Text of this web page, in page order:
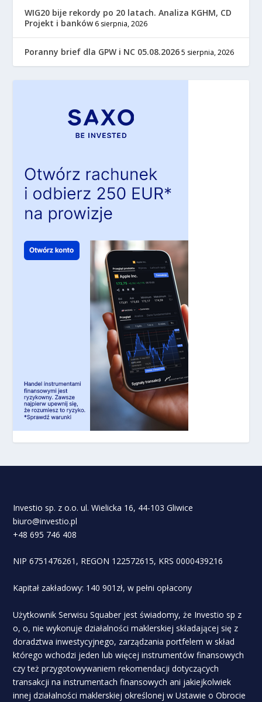
WIG20 bije rekordy po 20 latach. Analiza KGHM, CD
Projekt i banków 6 sierpnia, 2026
Poranny brief dla GPW i NC 05.08.2026 5 sierpnia, 2026
Investio sp. z o.o. ul. Wielicka 16, 44-103 Gliwice
biuro@investio.pl
+48 695 746 408
NIP 6751476261, REGON 122572615, KRS 0000439216
Kapitał zakładowy: 140 901zł, w pełni opłacony
Użytkownik Serwisu Squaber jest świadomy, że Investio sp z
o, o, nie wykonuje działalności maklerskiej składającej się z
doradztwa inwestycyjnego, zarządzania portfelem w skład
którego wchodzi jeden lub więcej instrumentów finansowych
czy też przygotowywaniem rekomendacji dotyczących
transakcji na instrumentach finansowych ani jakiejkolwiek
innej działalności maklerskiej określonej w Ustawie o Obrocie